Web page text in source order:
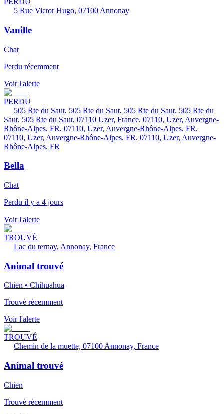
5 Rue Victor Hugo, 07100 Annonay
Vanille
Chat
Perdu récemment
Voir l'alerte
PERDU
505 Rte du Saut, 505 Rte du Saut, 505 Rte du Saut, 505 Rte du
Saut, 505 Rte du Saut, 07110 Uzer, France, 07110, Uzer, Auvergne-
Rhône-Alpes, FR, 07110, Uzer, Auvergne-Rhône-Alpes, FR,
07110, Uzer, Auvergne-Rhône-Alpes, FR, 07110, Uzer, Auvergne-
Rhône-Alpes, FR
Bella
Chat
Perdu il y a 4 jours
Voir l'alerte
TROUVÉ
Lac du ternay, Annonay, France
Animal trouvé
Chien • Chihuahua
Trouvé récemment
Voir l'alerte
TROUVÉ
Chemin de la muette, 07100 Annonay, France
Animal trouvé
Chien
Trouvé récemment